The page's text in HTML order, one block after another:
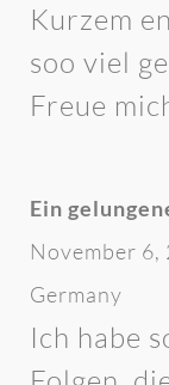
Kurzem
soo viel
Freue
Ein
November 6,
Germany
Ich habe